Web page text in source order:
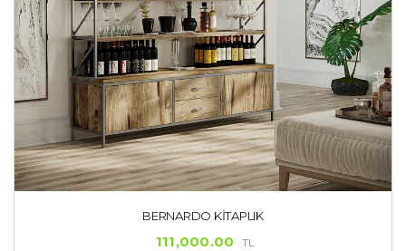
BERNARDO KITAPLIK
111,000.00 TL